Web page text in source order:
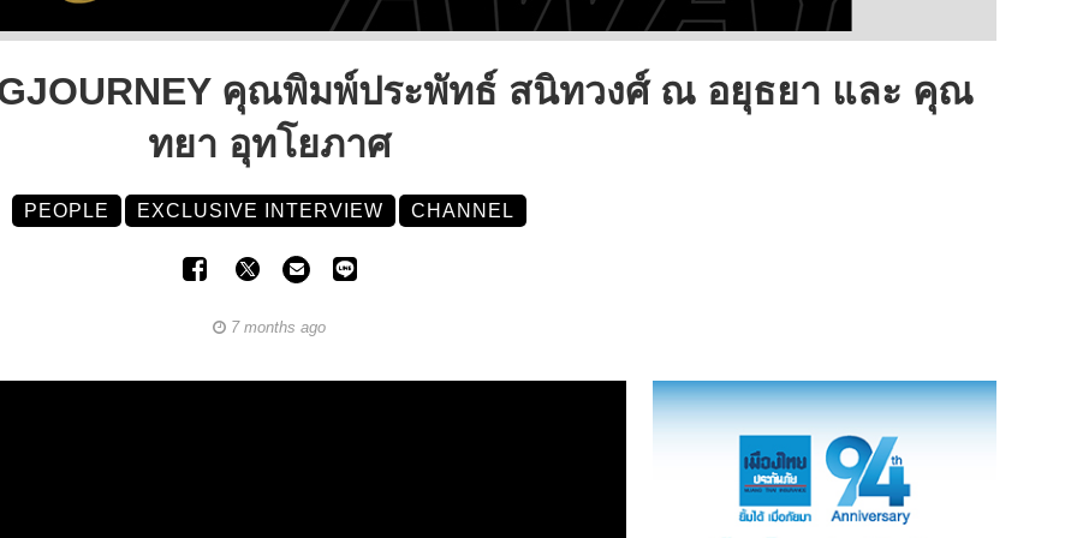
คุณพิมพ์ประพัทธ์ สนิทวงศ์ ณ อยุธยา และ คุณ
ทยา อุทโยภาศ
PEOPLE EXCLUSIVE INTERVIEW CHANNEL
7 months ago